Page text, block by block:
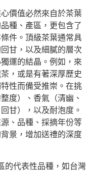
價值必然來自於茶葉
種、產區，更包含了
件。頂級茶葉通常具
甘，以及細膩的層次
運的結晶。例如，來
，或是有著深厚歷史
性而備受推崇。在挑
度）、香氣（清幽、
甘），以及耐泡度。
、品種、採摘年份等
景，增加送禮的深度
的代表性品種，如台灣